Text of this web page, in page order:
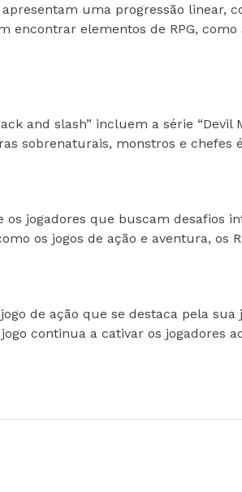
uma progressão
encontrar elementos de RPG,
and slash” incluem a série “Devil
sobrenaturais, monstros e chefes
jogadores que buscam desafios
os jogos de ação e aventura, os
de ação que se destaca pela
continua a cativar os jogadores